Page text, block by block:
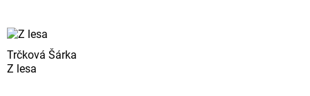
Trčková Šárka
Z lesa